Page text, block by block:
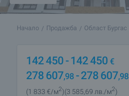
Начало Продажба Област Бургас
142 450- 142 450 €
278 607,98 - 278 607,98
(1 833 €/м2)(3 585 ,69 лв./м2)